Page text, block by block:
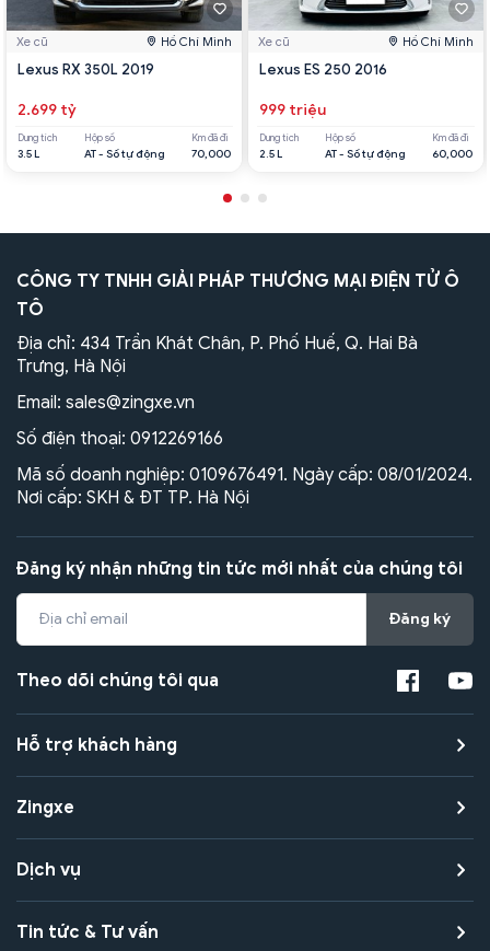
Xe cũ Hồ Chí Minh
Lexus RX 350L 2019
2.699 tỷ
Dung tích
3.5 L
Hộp số
AT - Số tự động
Km đã đi
70,000
Xe cũ Hồ Chí Minh
Lexus ES 250 2016
999 triệu
Dung tích
2.5 L
Hộp số
AT - Số tự động
Km đã đi
60,000
CÔNG TY TNHH GIẢI PHÁP THƯƠNG MẠI ĐIỆN TỬ Ô
TÔ
Địa chỉ: 434 Trần Khát Chân, P. Phố Huế, Q. Hai Bà
Trưng, Hà Nội
Email: sales@zingxe.vn
Số điện thoại: 0912269166
Mã số doanh nghiệp: 0109676491. Ngày cấp: 08/01/2024.
Nơi cấp: SKH & ĐT TP. Hà Nội
Đăng ký nhận những tin tức mới nhất của chúng tôi
Đăng ký
Theo dõi chúng tôi qua
Hỗ trợ khách hàng
Zingxe
Dịch vụ
Tin tức & Tư vấn